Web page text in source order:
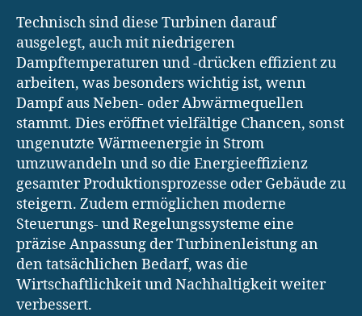
Technisch sind diese Turbinen darauf
ausgelegt, auch mit niedrigeren
Dampftemperaturen und -drücken effizient zu
arbeiten, was besonders wichtig ist, wenn
Dampf aus Neben- oder Abwärmequellen
stammt. Dies eröffnet vielfältige Chancen, sonst
ungenutzte Wärmeenergie in Strom
umzuwandeln und so die Energieeffizienz
gesamter Produktionsprozesse oder Gebäude zu
steigern. Zudem ermöglichen moderne
Steuerungs- und Regelungssysteme eine
präzise Anpassung der Turbinenleistung an
den tatsächlichen Bedarf, was die
Wirtschaftlichkeit und Nachhaltigkeit weiter
verbessert.